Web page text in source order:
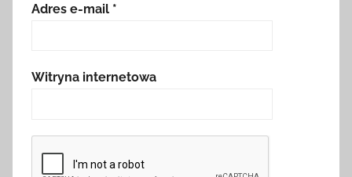
Adres e-mail *
Witryna internetowa